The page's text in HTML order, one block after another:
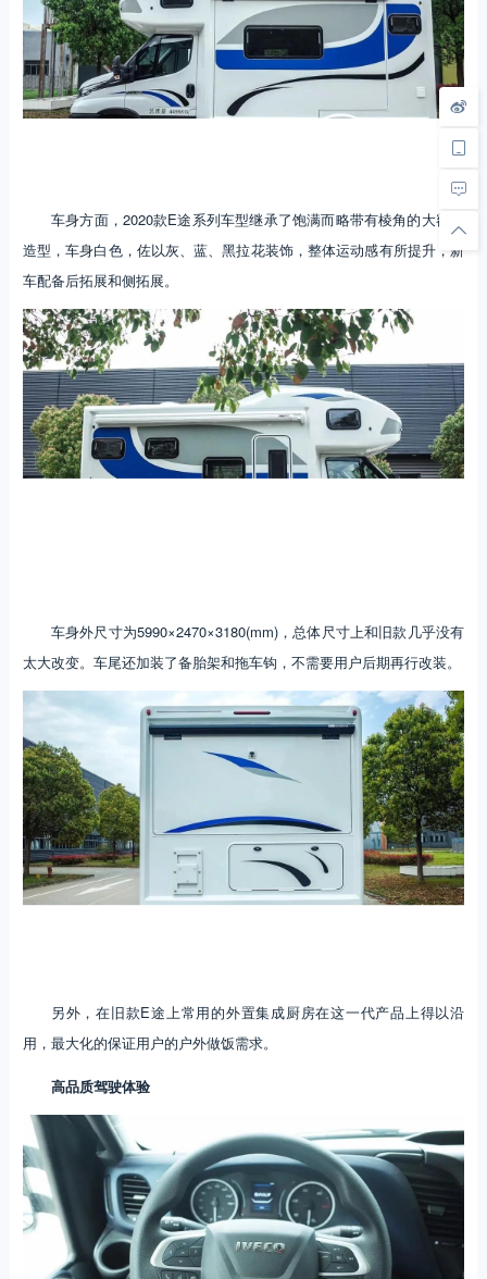
车身方面，2020款E途系列车型继承了饱满而略带有棱角的大额头
造型，车身白色，佐以灰、蓝、黑拉花装饰，整体运动感有所提升，新
车配备后拓展和侧拓展。
车身外尺寸为5990×2470×3180(mm)，总体尺寸上和旧款几乎没有
太大改变。车尾还加装了备胎架和拖车钩，不需要用户后期再行改装。
另外，在旧款E途上常用的外置集成厨房在这一代产品上得以沿
用，最大化的保证用户的户外做饭需求。
高品质驾驶体验